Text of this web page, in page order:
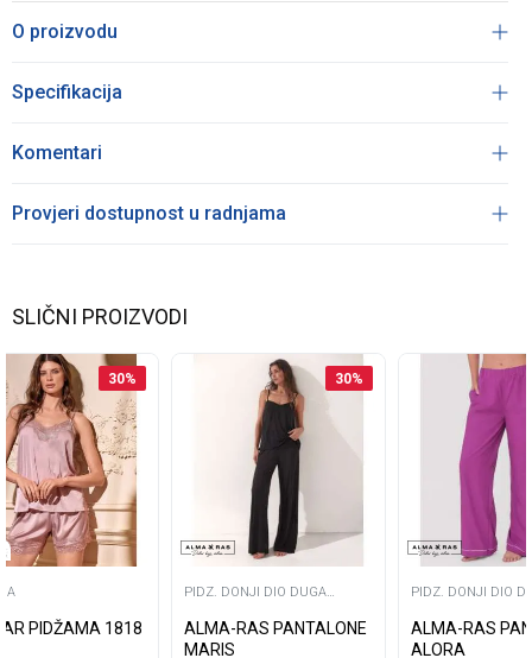
O proizvodu
Specifikacija
Komentari
Provjeri dostupnost u radnjama
SLIČNI PROIZVODI
30%
PIDŽAMA 1818
30%
PIDZ. DONJI DIO DUGA
NOGAVICA
ALMA-RAS PANTALONE
MARIS
PIDZ. DONJI DIO
NOGAVICA
ALMA-RAS
ALORA